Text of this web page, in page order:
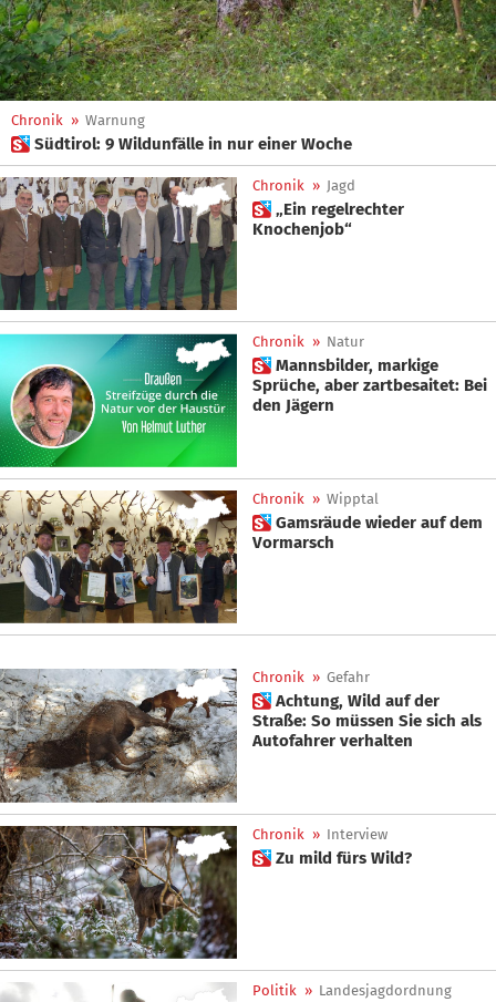
Chronik » Warnung
 Südtirol: 9 Wildunfälle in nur einer Woche
Chronik » Jagd
 „Ein regelrechter
Knochenjob“
Chronik » Natur
 Mannsbilder, markige
Sprüche, aber zartbesaitet: Bei
den Jägern
Chronik » Wipptal
 Gamsräude wieder auf dem
Vormarsch
Chronik » Gefahr
 Achtung, Wild auf der
Straße: So müssen Sie sich als
Autofahrer verhalten
Chronik » Interview
 Zu mild fürs Wild?
Politik » Landesjagdordnung